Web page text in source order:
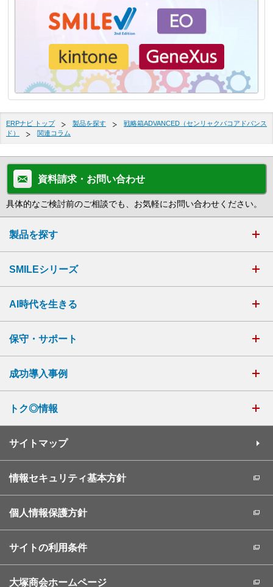
ERPナビ トップ 製品を探す
戦略箱ADVANCED（センリャクバコアドバンス
ド）
関連コラム
資料請求・お問い合わせ
具体的なご検討前のご相談でも、お気軽にお問い合わせください。
製品を探す
SMILEシリーズ
AI時代を生きる
保守・サポート
成功導入事例
トク◎情報
サイトマップ
情報セキュリティ基本方針
個人情報保護方針
サイトの利用条件
大塚商会ホームページ